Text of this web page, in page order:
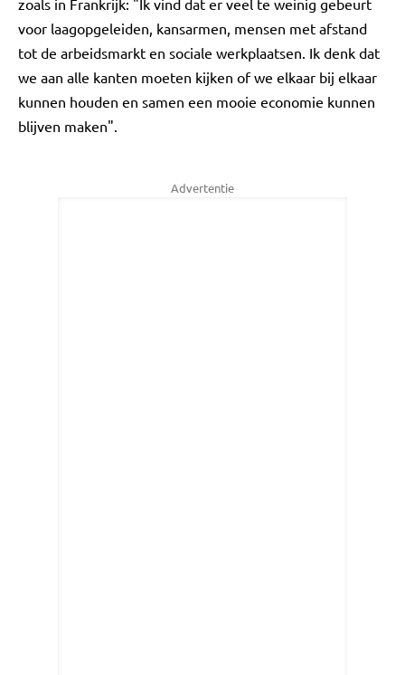
zoals in Frankrijk: "Ik vind dat er veel te weinig gebeurt
voor laagopgeleiden, kansarmen, mensen met afstand
tot de arbeidsmarkt en sociale werkplaatsen. Ik denk dat
we aan alle kanten moeten kijken of we elkaar bij elkaar
kunnen houden en samen een mooie economie kunnen
blijven maken".
Advertentie